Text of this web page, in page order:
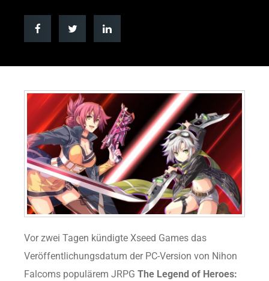
Vor zwei Tagen kündigte Xseed Games das
Veröffentlichungsdatum der PC-Version von Nihon
Falcoms populärem JRPG The Legend of Heroes: